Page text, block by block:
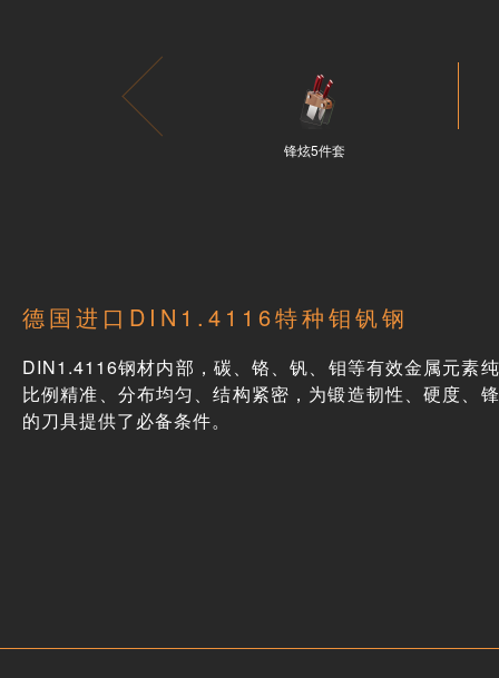
锋炫5件套
德国进口DIN1.4116特种钼钒钢
DIN1.4116钢材内部，碳、铬、钒、钼等有效金属元素
比例精准、分布均匀、结构紧密，为锻造韧性、硬度、
的刀具提供了必备条件。